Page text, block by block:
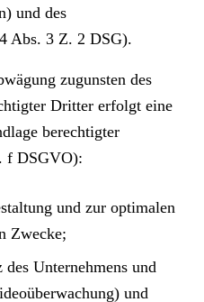
und des
Abs. 3 Z. 2 DSG).
zugunsten des
Dritter erfolgt eine
berechtigter
f DSGVO):
und zur optimalen
Zwecke;
Unternehmens und
und